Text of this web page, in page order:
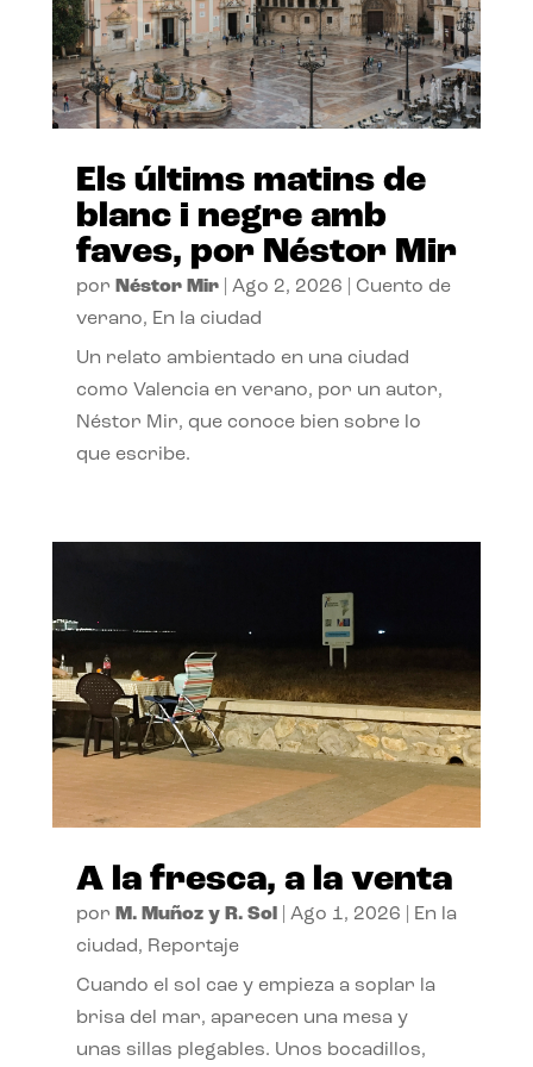
Els últims matins de
blanc i negre amb
faves, por Néstor Mir
por Néstor Mir| Ago 2, 2026
Cuento de
verano, En la ciudad
Un relato ambientado en una ciudad
como Valencia en verano, por un autor,
Néstor Mir, que conoce bien sobre lo
que escribe.
A la fresca, a la venta
por M. Muñoz y R. Sol| Ago 1, 2026
En la
ciudad, Reportaje
Cuando el sol cae y empieza a soplar la
brisa del mar, aparecen una mesa y
unas sillas plegables. Unos bocadillos,